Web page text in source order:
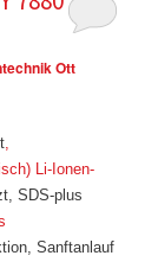
Ott
Li-Ionen-
SDS-plus
Sanftanlauf